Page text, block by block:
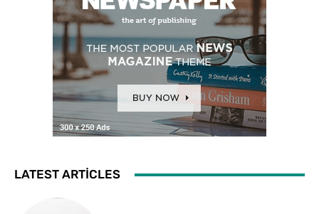
LATEST ARTICLES